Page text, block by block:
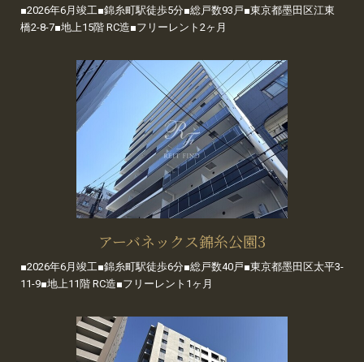
■2026年6月竣工■錦糸町駅徒歩5分■総戸数93戸■東京都墨田区江東
橋2-8-7■地上15階 RC造■フリーレント2ヶ月
アーバネックス錦糸公園3
■2026年6月竣工■錦糸町駅徒歩6分■総戸数40戸■東京都墨田区太平3-
11-9■地上11階 RC造■フリーレント1ヶ月